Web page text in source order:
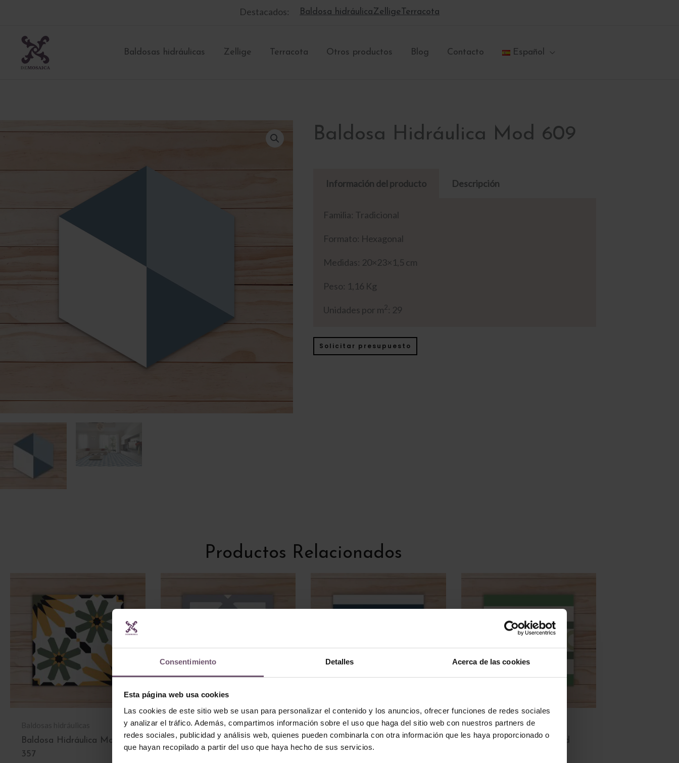
Consentimiento Detalles Acerca de las cookies
Esta página web usa cookies
Las cookies de este sitio web se usan para personalizar el contenido y los anuncios, ofrecer funciones de redes sociales
y analizar el tráfico. Además, compartimos información sobre el uso que haga del sitio web con nuestros partners de
redes sociales, publicidad y análisis web, quienes pueden combinarla con otra información que les haya proporcionado o
que hayan recopilado a partir del uso que haya hecho de sus servicios.
contenido
Destacados: Baldosa hidráulicaZellige Terracota
Baldosas hidráulicas Zellige Terracota Otros productos Blog Contacto Español
Baldosa Hidráulica Mod 609
Información del producto Descripción
Familia: Tradicional
Formato: Hexagonal
Medidas: 20×23×1,5 cm
Peso: 1,16 Kg
Unidades por m2: 29
Solicitar presupuesto
Productos Relacionados
Baldosa Hidráulica Mod
357
Baldosas hidráulicas
Baldosa Hidráulica Mod
227
Baldosas hidráulicas
Baldosa Hidráulica Mod
Baldosas hidráulicas
Baldosa Hidráulica Mod